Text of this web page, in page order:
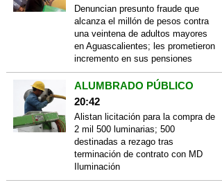
Denuncian presunto fraude que
alcanza el millón de pesos contra
una veintena de adultos mayores
en Aguascalientes; les prometieron
incremento en sus pensiones
ALUMBRADO PÚBLICO
20:42
Alistan licitación para la compra de
2 mil 500 luminarias; 500
destinadas a rezago tras
terminación de contrato con MD
Iluminación